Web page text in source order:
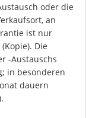
oder die
an
ist nur
Die
-Austauschs
in besonderen
dauern